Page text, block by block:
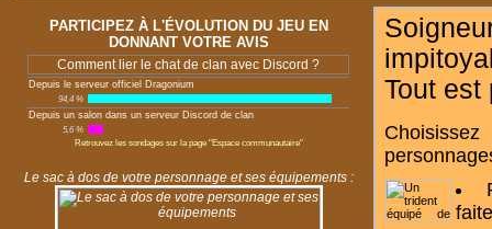
PARTICIPEZ À L'ÉVOLUTION DU JEU EN
DONNANT VOTRE AVIS
Comment lier le chat de clan avec Discord ?
Depuis le serveur officiel Dragonium
94,4 %
Depuis un salon dans un serveur Discord de clan
5,6 %
Retrouvez les sondages sur la page "Espace communautaire"
Le sac à dos de votre personnage et ses équipements :
Tout